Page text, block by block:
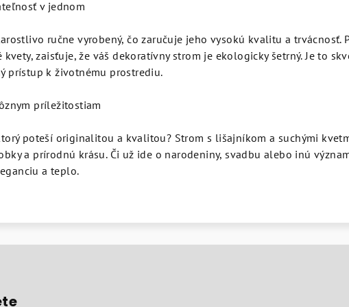
v jednom
ručne vyrobený, čo zaručuje jeho vysokú kvalitu a
kvety, zaisťuje, že váš dekoratívny strom je ekologicky šetrný. Je to
prístup k životnému prostrediu.
príležitostiam
poteší originalitou a kvalitou? Strom s lišajníkom a suchými
a prírodnú krásu. Či už ide o narodeniny, svadbu alebo inú
a teplo.